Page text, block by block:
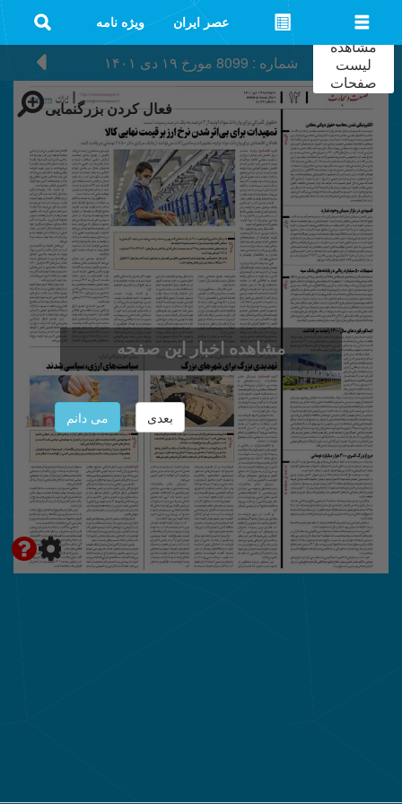
عصر ایران ویژه نامه
شماره : 8099 مورخ ۱۹ دی ۱۴۰۱
فعال کردن بزرگنمایی
مشاهده اخبار این صفحه
مشاهده
لیست
صفحات
بعدی می دانم